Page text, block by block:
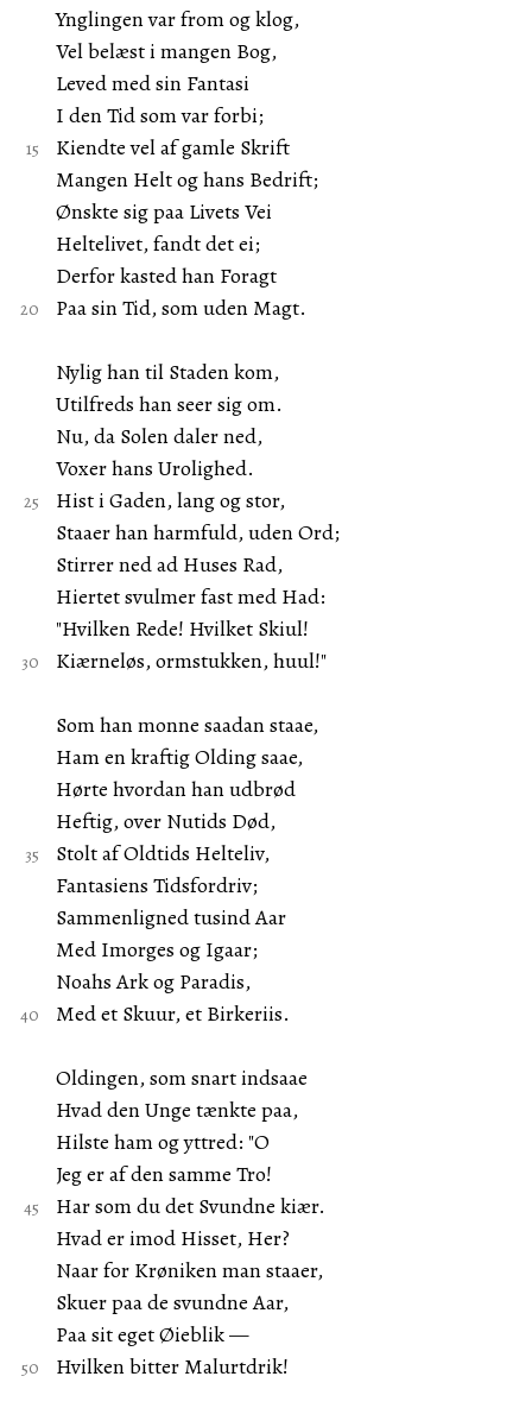
Ynglingen var from og klog,
Vel belæst i mangen Bog,
Leved med sin Fantasi
I den Tid som var forbi;
Kiendte vel af gamle Skrift
Mangen Helt og hans Bedrift;
Ønskte sig paa Livets Vei
Heltelivet, fandt det ei;
Derfor kasted han Foragt
Paa sin Tid, som uden Magt.
Nylig han til Staden kom,
Utilfreds han seer sig om.
Nu, da Solen daler ned,
Voxer hans Urolighed.
Hist i Gaden, lang og stor,
Staaer han harmfuld, uden Ord;
Stirrer ned ad Huses Rad,
Hiertet svulmer fast med Had:
"Hvilken Rede! Hvilket Skiul!
Kiærneløs, ormstukken, huul!"
Som han monne saadan staae,
Ham en kraftig Olding saae,
Hørte hvordan han udbrød
Heftig, over Nutids Død,
Stolt af Oldtids Helteliv,
Fantasiens Tidsfordriv;
Sammenligned tusind Aar
Med Imorges og Igaar;
Noahs Ark og Paradis,
Med et Skuur, et Birkeriis.
Oldingen, som snart indsaae
Hvad den Unge tænkte paa,
Hilste ham og yttred: "O
Jeg er af den samme Tro!
Har som du det Svundne kiær.
Hvad er imod Hisset, Her?
Naar for Krøniken man staaer,
Skuer paa de svundne Aar,
Paa sit eget Øieblik —
Hvilken bitter Malurtdrik!